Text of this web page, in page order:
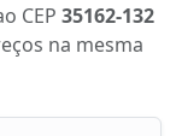
CEP 35162-132
na mesma